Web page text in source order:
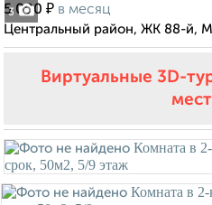
3
5 000 ₽ в месяц
Центральный район, ЖК 88-й,
Виртуальные 3D-